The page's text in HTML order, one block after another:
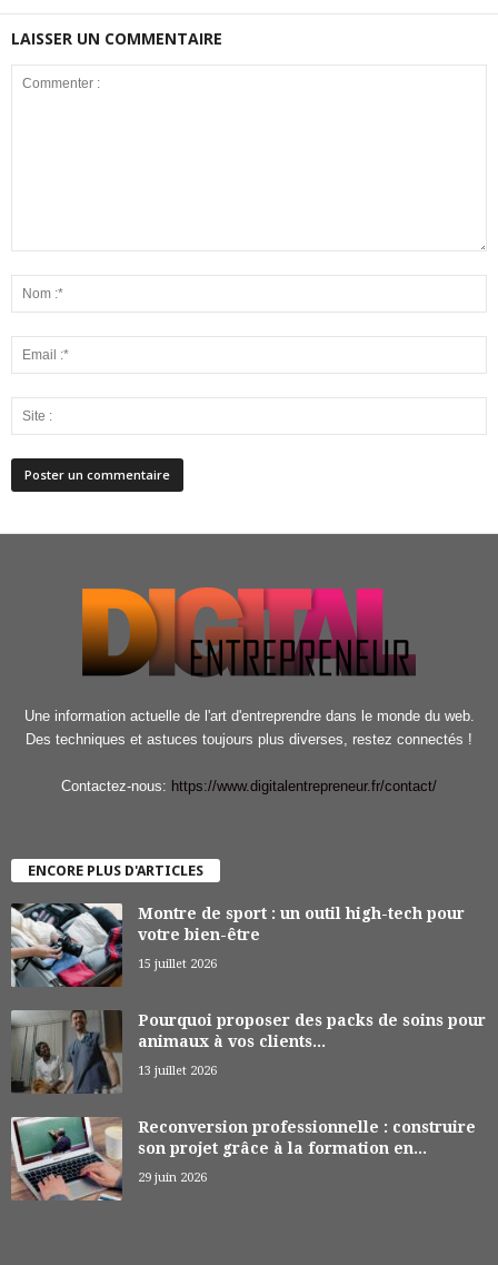
LAISSER UN COMMENTAIRE
Une information actuelle de l'art d'entreprendre dans le monde du web.
Des techniques et astuces toujours plus diverses, restez connectés !
Contactez-nous: https://www.digitalentrepreneur.fr/contact/
ENCORE PLUS D'ARTICLES
Montre de sport : un outil high-tech pour
votre bien-être
15 juillet 2026
Pourquoi proposer des packs de soins pour
animaux à vos clients...
13 juillet 2026
Reconversion professionnelle : construire
son projet grâce à la formation en...
29 juin 2026